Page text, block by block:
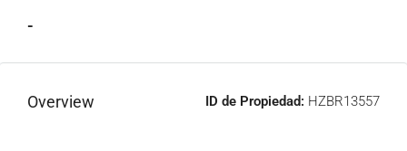
-
Overview ID de Propiedad: HZBR13557